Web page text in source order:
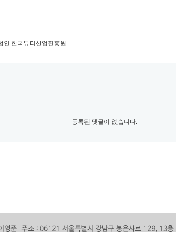
한국뷰티산업진흥원
등록된 댓글이 없습니다.